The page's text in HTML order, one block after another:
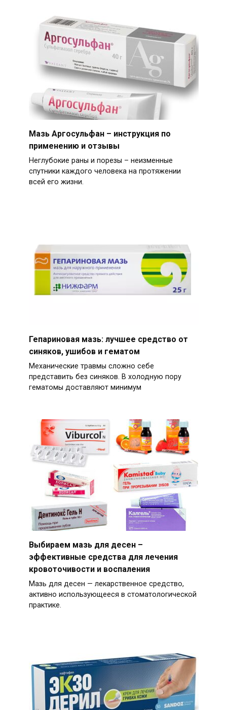
Мазь Аргосульфан – инструкция по
применению и отзывы
Неглубокие раны и порезы – неизменные
спутники каждого человека на протяжении
всей его жизни.
Гепариновая мазь: лучшее средство от
синяков, ушибов и гематом
Механические травмы сложно себе
представить без синяков. В холодную пору
гематомы доставляют минимум
Выбираем мазь для десен –
эффективные средства для лечения
кровоточивости и воспаления
Мазь для десен — лекарственное средство,
активно использующееся в стоматологической
практике.